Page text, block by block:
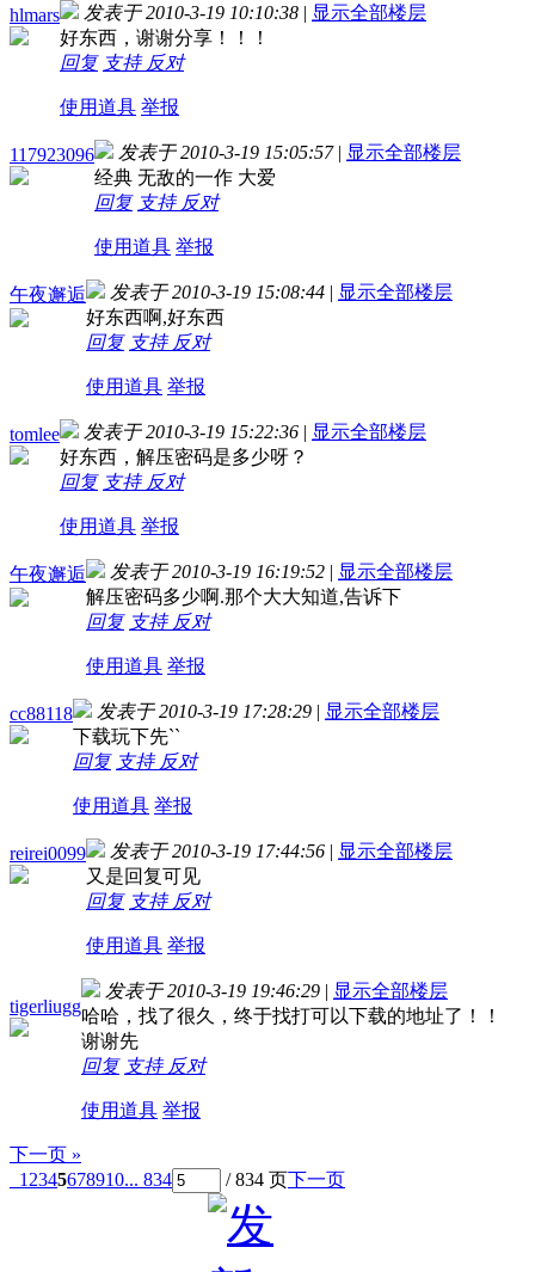
hlmars 发表于 2010-3-19 10:10:38 | 显示全部楼层
好东西，谢谢分享！！！
回复 支持 反对
使用道具 举报
117923096 发表于 2010-3-19 15:05:57 | 显示全部楼层
经典 无敌的一作 大爱
回复 支持 反对
使用道具 举报
午夜邂逅 发表于 2010-3-19 15:08:44 | 显示全部楼层
好东西啊,好东西
回复 支持 反对
使用道具 举报
tomlee 发表于 2010-3-19 15:22:36 | 显示全部楼层
好东西，解压密码是多少呀？
回复 支持 反对
使用道具 举报
午夜邂逅 发表于 2010-3-19 16:19:52 | 显示全部楼层
解压密码多少啊.那个大大知道,告诉下
回复 支持 反对
使用道具 举报
cc88118 发表于 2010-3-19 17:28:29 | 显示全部楼层
下载玩下先``
回复 支持 反对
使用道具 举报
reirei0099 发表于 2010-3-19 17:44:56 | 显示全部楼层
又是回复可见
回复 支持 反对
使用道具 举报
tigerliugg
发表于 2010-3-19 19:46:29 | 显示全部楼层
哈哈，找了很久，终于找打可以下载的地址了！！
谢谢先
回复 支持 反对
使用道具 举报
下一页 »
1 2345678910... 834 / 834 页下一页